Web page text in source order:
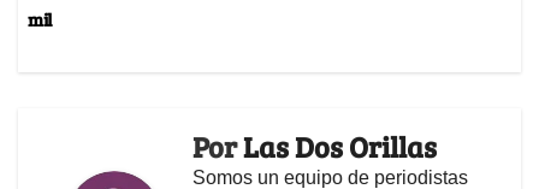
mil
PorLas Dos Orillas
Somos un equipo de periodistas